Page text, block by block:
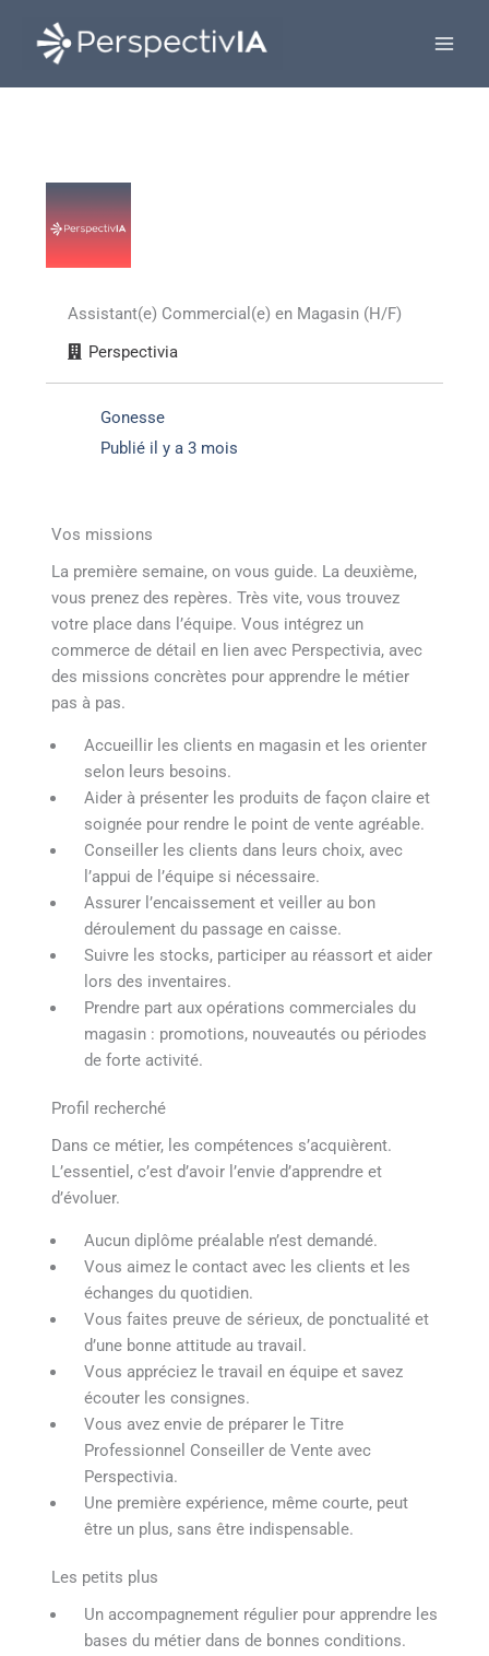
contenu
Assistant(e) Commercial(e) en Magasin (H/F)
Perspectivia
Gonesse
Publié il y a 3 mois
Vos missions
La première semaine, on vous guide. La deuxième,
vous prenez des repères. Très vite, vous trouvez
votre place dans l’équipe. Vous intégrez un
commerce de détail en lien avec Perspectivia, avec
des missions concrètes pour apprendre le métier
pas à pas.
Accueillir les clients en magasin et les orienter
selon leurs besoins.
Aider à présenter les produits de façon claire et
soignée pour rendre le point de vente agréable.
Conseiller les clients dans leurs choix, avec
l’appui de l’équipe si nécessaire.
Assurer l’encaissement et veiller au bon
déroulement du passage en caisse.
Suivre les stocks, participer au réassort et aider
lors des inventaires.
Prendre part aux opérations commerciales du
magasin : promotions, nouveautés ou périodes
de forte activité.
Profil recherché
Dans ce métier, les compétences s’acquièrent.
L’essentiel, c’est d’avoir l’envie d’apprendre et
d’évoluer.
Aucun diplôme préalable n’est demandé.
Vous aimez le contact avec les clients et les
échanges du quotidien.
Vous faites preuve de sérieux, de ponctualité et
d’une bonne attitude au travail.
Vous appréciez le travail en équipe et savez
écouter les consignes.
Vous avez envie de préparer le Titre
Professionnel Conseiller de Vente avec
Perspectivia.
Une première expérience, même courte, peut
être un plus, sans être indispensable.
Les petits plus
Un accompagnement régulier pour apprendre les
bases du métier dans de bonnes conditions.